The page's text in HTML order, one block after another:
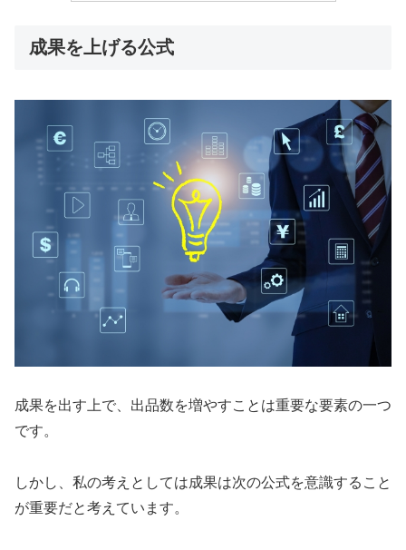
成果を上げる公式
成果を出す上で、 出品数を増やすことは重要な要素の一つ
です。
しかし、私の考えとしては成果は次の公式を意識すること
が重要だと考えています。